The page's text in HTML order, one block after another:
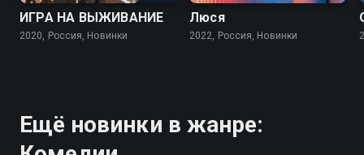
ИГРА НА ВЫЖИВАНИЕ
2020, Россия, Новинки
Люся
2022, Россия, Новинки
Ещё новинки в жанре: